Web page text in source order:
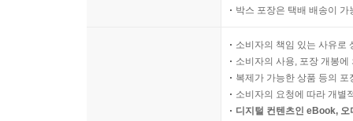
박스 포장은 택배 배송이
소비자의 책임 있는 사유로
소비자의 사용, 포장 개봉
복제가 가능한 상품 등의
소비자의 요청에 따라 개별
디지털 컨텐츠인 eBook,